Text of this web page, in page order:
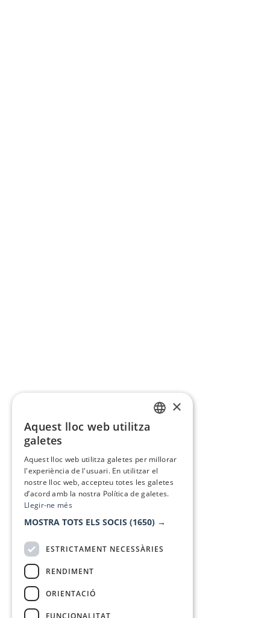
×
Aquest lloc web utilitza
galetes
Aquest lloc web utilitza galetes per millorar
l'experiència de l'usuari. En utilitzar el
nostre lloc web, accepteu totes les galetes
d’acord amb la nostra Política de galetes.
Llegir-ne més
MOSTRA TOTS ELS SOCIS (1650) →
ESTRICTAMENT NECESSÀRIES
RENDIMENT
ORIENTACIÓ
FUNCIONALITAT